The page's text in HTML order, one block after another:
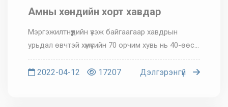
Амны хөндийн хорт хавдар
Мэргэжилтнүүдийн үзэж байгаагаар хавдрын
урьдал өвчтэй хүмүүсийн 70 орчим хувь нь 40-өөс
хөндийн хорт хавдраар өвчлөдөггүй гэсэн үг биш.
2022-04-12 17207 Дэлгэрэнгүй